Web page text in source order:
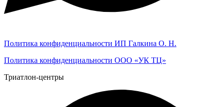
Политика конфиденциальности ИП Галкина О. Н.
Политика конфиденциальности ООО «УК ТЦ»
Триатлон-центры